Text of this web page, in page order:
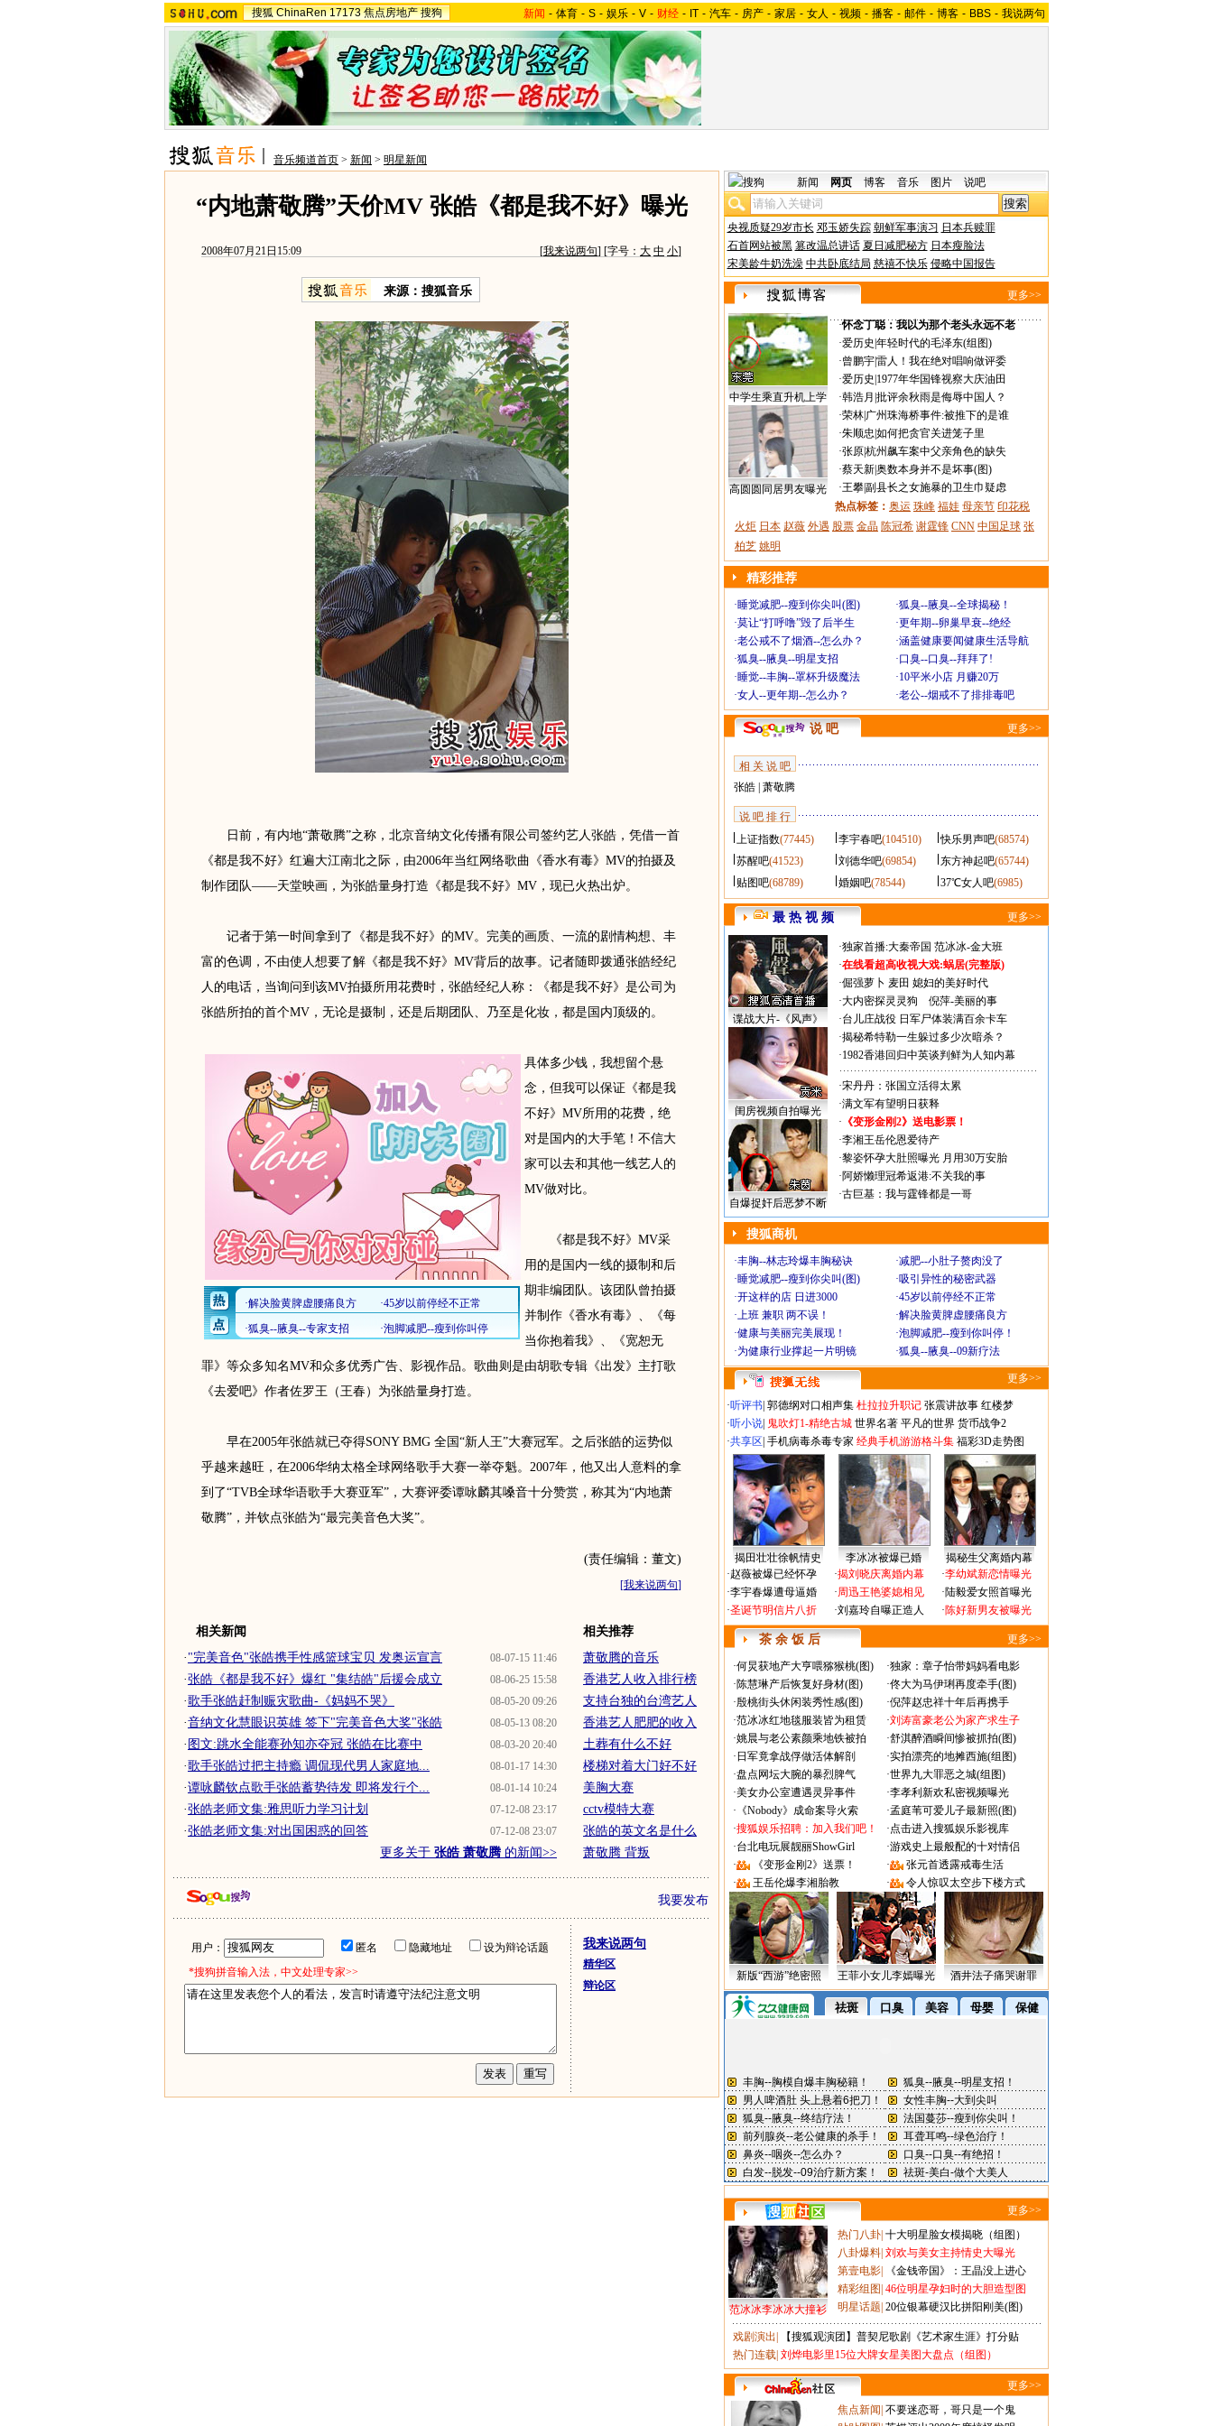
搜狐 ChinaRen 17173 焦点房地产 搜狗 新闻 - 体育 - S - 娱乐 - V - 财经 - IT - 汽车 - 房产 - 家居 - 女人 - 视频 - 播客 - 邮件 - 博客 - BBS - 我说两句
音乐频道首页 > 新闻 > 明星新闻
“内地萧敬腾”天价MV 张皓《都是我不好》曝光
2008年07月21日15:09 [我来说两句] [字号： 大 中 小]
来源：搜狐音乐
日前，有内地“萧敬腾”之称，北京音纳文化传播有限公司签约艺人张皓，凭借一首
《都是我不好》红遍大江南北之际，由2006年当红网络歌曲《香水有毒》MV的拍摄及
制作团队——天堂映画，为张皓量身打造《都是我不好》MV，现已火热出炉。
记者于第一时间拿到了《都是我不好》的MV。完美的画质、一流的剧情构想、丰
富的色调，不由使人想要了解《都是我不好》MV背后的故事。记者随即拨通张皓经纪
人的电话，当询问到该MV拍摄所用花费时，张皓经纪人称：《都是我不好》是公司为
张皓所拍的首个MV，无论是摄制，还是后期团队、乃至是化妆，都是国内顶级的。
具体多少钱，我想留个悬
念，但我可以保证《都是我
不好》MV所用的花费，绝
对是国内的大手笔！不信大
家可以去和其他一线艺人的
MV做对比。
《都是我不好》MV采
用的是国内一线的摄制和后
期非编团队。该团队曾拍摄
并制作《香水有毒》、《每
当你抱着我》、《宽恕无
罪》等众多知名MV和众多优秀广告、影视作品。歌曲则是由胡歌专辑《出发》主打歌
《去爱吧》作者佐罗王（王春）为张皓量身打造。
早在2005年张皓就已夺得SONY BMG 全国“新人王”大赛冠军。之后张皓的运势似
乎越来越旺，在2006华纳太格全球网络歌手大赛一举夺魁。2007年，他又出人意料的拿
到了“TVB全球华语歌手大赛亚军”，大赛评委谭咏麟其嗓音十分赞赏，称其为“内地萧
敬腾”，并钦点张皓为“最完美音色大奖”。
(责任编辑：董文)
[我来说两句]
相关新闻
08-07-15 11:46
· "完美音色"张皓携手性感篮球宝贝 发奥运宣言
08-06-25 15:58
·张皓《都是我不好》爆红 "集结皓"后援会成立
08-05-20 09:26
·歌手张皓赶制赈灾歌曲-《妈妈不哭》
08-05-13 08:20
·音纳文化慧眼识英雄 签下"完美音色大奖"张皓
08-03-20 20:40
· 图文:跳水全能赛孙知亦夺冠 张皓在比赛中
08-01-17 14:30
·歌手张皓过把主持瘾 调侃现代男人家庭地...
08-01-14 10:24
·谭咏麟钦点歌手张皓蓄势待发 即将发行个...
07-12-08 23:17
·张皓老师文集:雅思听力学习计划
07-12-08 23:07
·张皓老师文集:对出国困惑的回答
更多关于 张皓 萧敬腾 的新闻>>
相关推荐
萧敬腾的音乐
香港艺人收入排行榜
支持台独的台湾艺人
香港艺人肥肥的收入
土葬有什么不好
楼梯对着大门好不好
美胸大赛
cctv模特大赛
张皓的英文名是什么
萧敬腾 背叛
我要发布
用户： 匿名 隐藏地址
设为辩论话题
*搜狗拼音输入法，中文处理专家>>
我来说两句
精华区
辩论区
新闻 网页 博客 音乐 图片 说吧
央视质疑29岁市长 邓玉娇失踪 朝鲜军事演习 日本兵赎罪
石首网站被黑 篡改温总讲话 夏日减肥秘方 日本瘦脸法
宋美龄牛奶洗澡 中共卧底结局 慈禧不快乐 侵略中国报告
更多>>
中学生乘直升机上学
高圆圆同居男友曝光
·怀念丁聪：我以为那个老头永远不老
·爱历史 年轻时代的毛泽东(组图)
·曾鹏宇|雷人！我在绝对唱响做评委
·爱历史 1977年华国锋视察大庆油田
·韩浩月 批评余秋雨是侮辱中国人？
·荣林| 广州珠海桥事件:被推下的是谁
·朱顺忠 如何把贪官关进笼子里
·张原|杭州飙车案中父亲角色的缺失
·蔡天新|奥数本身并不是坏事(图)
·王攀|副县长之女施暴的卫生巾疑虑
热点标签： 奥运 珠峰 福娃 母亲节 印花税
火炬 日本 赵薇 外遇 股票 金晶 陈冠希 谢霆锋 CNN 中国足球 张
柏芝 姚明
精彩推荐
·睡觉减肥--瘦到你尖叫(图) ·狐臭--腋臭--全球揭秘！
·莫让“打呼噜”毁了后半生 ·更年期--卵巢早衰--绝经
·老公戒不了烟酒--怎么办？ ·涵盖健康要闻健康生活导航
·狐臭--腋臭--明星支招 ·口臭--口臭--拜拜了!
·睡觉--丰胸--罩杯升级魔法 ·10平米小店 月赚20万
·女人--更年期--怎么办？ ·老公--烟戒不了排排毒吧
说 吧 更多>>
相 关 说 吧
张皓| 萧敬腾
说 吧 排 行
上证指数(77445) 李宇春吧(104510) 快乐男声吧(68574)
苏醒吧(41523) 刘德华吧(69854) 东方神起吧(65744)
贴图吧(68789) 婚姻吧(78544) 37℃女人吧(6985)
最 热 视 频 更多>>
谍战大片-《风声》
闺房视频自拍曝光
自爆捉奸后恶梦不断
·独家首播:大秦帝国 范冰冰-金大班
·在线看超高收视大戏:蜗居(完整版)
·倔强萝卜 麦田 媳妇的美好时代
·大内密探灵灵狗
倪萍-美丽的事
·台儿庄战役 日军尸体装满百余卡车
·揭秘希特勒一生躲过多少次暗杀？
·1982香港回归中英谈判鲜为人知内幕
·宋丹丹：张国立活得太累
·满文军有望明日获释
· 《变形金刚2》送电影票！
·李湘王岳伦恩爱待产
·黎姿怀孕大肚照曝光 月用30万安胎
·阿娇懒理冠希返港:不关我的事
·古巨基：我与霆锋都是一哥
搜狐商机
·丰胸--林志玲爆丰胸秘诀 ·减肥--小肚子赘肉没了
·睡觉减肥--瘦到你尖叫(图) ·吸引异性的秘密武器
·开这样的店 日进3000 ·45岁以前停经不正常
·上班 兼职 两不误！ ·解决脸黄脾虚腰痛良方
·健康与美丽完美展现！ ·泡脚减肥--瘦到你叫停！
·为健康行业撑起一片明镜 ·狐臭--腋臭--09新疗法
更多>>
·听评书 郭德纲对口相声集 杜拉拉升职记 张震讲故事 红楼梦
·听小说 鬼吹灯1-精绝古城 世界名著 平凡的世界 货币战争2
·共享区 手机病毒杀毒专家 经典手机游游格斗集 福彩3D走势图
揭田壮壮徐帆情史 李冰冰被爆已婚
揭秘生父离婚内幕
·赵薇被爆已经怀孕
·李宇春爆遭母逼婚
·圣诞节明信片八折
·揭刘晓庆离婚内幕
·周迅王艳婆媳相见
·刘嘉玲自曝正造人
·李幼斌新恋情曝光
·陆毅爱女照首曝光
·陈好新男友被曝光
茶 余 饭 后 更多>>
·何炅获地产大亨喂猕猴桃(图) ·独家：章子怡带妈妈看电影
·陈慧琳产后恢复好身材(图) ·佟大为马伊琍再度牵手(图)
·殷桃街头休闲装秀性感(图) ·倪萍赵忠祥十年后再携手
·范冰冰红地毯服装皆为租赁 ·刘涛富豪老公为家产求生子
·姚晨与老公素颜乘地铁被拍 ·舒淇醉酒瞬间惨被抓拍(图)
· 日军竟拿战俘做活体解剖 ·实拍漂亮的地摊西施(组图)
·盘点网坛大腕的暴烈脾气 ·世界九大罪恶之城(组图)
·美女办公室遭遇灵异事件 ·李孝利新欢私密视频曝光
· 《Nobody》成命案导火索 ·孟庭苇可爱儿子最新照(图)
·搜狐娱乐招聘：加入我们吧！ ·点击进入搜狐娱乐影视库
·台北电玩展靓丽ShowGirl ·游戏史上最般配的十对情侣
·
《变形金刚2》送票！ ·
张元首透露戒毒生活
·
王岳伦爆李湘胎教 · 令人惊叹太空步下楼方式
新版“西游”绝密照 王菲小女儿李嫣曝光 酒井法子痛哭谢罪
更多>>
范冰冰李冰冰大撞衫
热门八卦 十大明星脸女模揭晓（组图）
八卦爆料 刘欢与美女主持情史大曝光
第壹电影
《金钱帝国》：王晶没上进心
精彩组图 46位明星孕妇时的大胆造型图
明星话题 20位银幕硬汉比拼阳刚美(图)
戏剧演出
【搜狐观演团】普契尼歌剧《艺术家生涯》打分贴
热门连载 刘烨电影里15位大牌女星美图大盘点（组图）
更多>>
焦点新闻 不要迷恋哥，哥只是一个鬼